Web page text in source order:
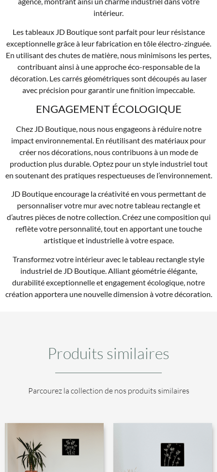
intérieur.
Les tableaux JD Boutique sont parfait pour leur résistance
exceptionnelle grâce à leur fabrication en tôle électro-zinguée.
En utilisant des chutes de matière, nous minimisons les pertes,
contribuant ainsi à une approche éco-responsable de la
décoration. Les carrés géométriques sont découpés au laser
avec précision pour garantir une finition impeccable.
ENGAGEMENT ÉCOLOGIQUE
Chez JD Boutique, nous nous engageons à réduire notre
impact environnemental. En réutilisant des matériaux pour
créer nos décorations, nous contribuons à un mode de
production plus durable. Optez pour un style industriel tout
en soutenant des pratiques respectueuses de l’environnement.
JD Boutique encourage la créativité en vous permettant de
personnaliser votre mur avec notre tableau rectangle et
d’autres pièces de notre collection. Créez une composition qui
reflète votre personnalité, tout en apportant une touche
artistique et industrielle à votre espace.
Transformez votre intérieur avec le tableau rectangle style
industriel de JD Boutique. Alliant géométrie élégante,
durabilité exceptionnelle et engagement écologique, notre
création apportera une nouvelle dimension à votre décoration.
Produits similaires
Parcourez la collection de nos produits similaires